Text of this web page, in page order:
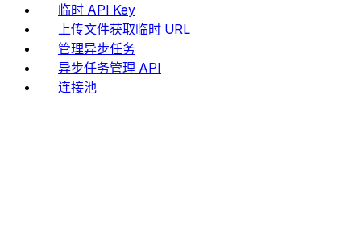
临时 API Key
上传文件获取临时 URL
管理异步任务
异步任务管理 API
连接池